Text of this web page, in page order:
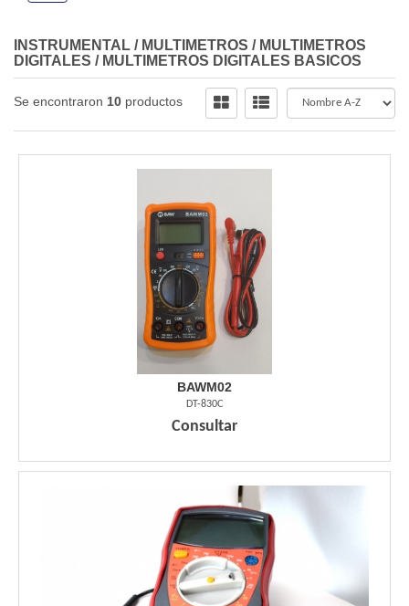
INSTRUMENTAL / MULTIMETROS / MULTIMETROS
DIGITALES / MULTIMETROS DIGITALES BASICOS
Se encontraron 10 productos
BAWM02
DT-830C
Consultar